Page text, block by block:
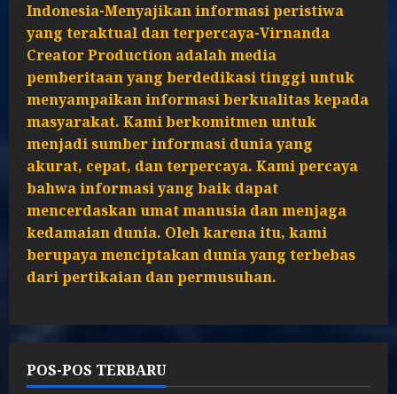
Indonesia-Menyajikan informasi peristiwa
yang teraktual dan terpercaya-Virnanda
Creator Production adalah media
pemberitaan yang berdedikasi tinggi untuk
menyampaikan informasi berkualitas kepada
masyarakat. Kami berkomitmen untuk
menjadi sumber informasi dunia yang
akurat, cepat, dan terpercaya. Kami percaya
bahwa informasi yang baik dapat
mencerdaskan umat manusia dan menjaga
kedamaian dunia. Oleh karena itu, kami
berupaya menciptakan dunia yang terbebas
dari pertikaian dan permusuhan.
POS-POS TERBARU